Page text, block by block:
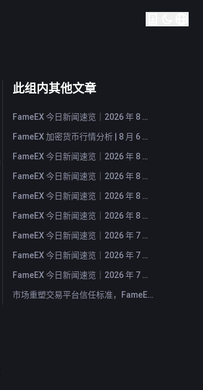
此组内其他文章
FameEX 今日新闻速览｜2026 年 8 月 7 日
FameEX 加密货币行情分析 | 8 月 6 日, 2026
FameEX 今日新闻速览｜2026 年 8 月 6 日
FameEX 今日新闻速览｜2026 年 8 月 5 日
FameEX 今日新闻速览｜2026 年 8 月 4 日
FameEX 今日新闻速览｜2026 年 8 月 3 日
FameEX 今日新闻速览｜2026 年 7 月 31 日
FameEX 今日新闻速览｜2026 年 7 月 30 日
FameEX 今日新闻速览｜2026 年 7 月 29 日
市场重塑交易平台信任标准，FameEX 以八年稳健运营持续服务全球用户